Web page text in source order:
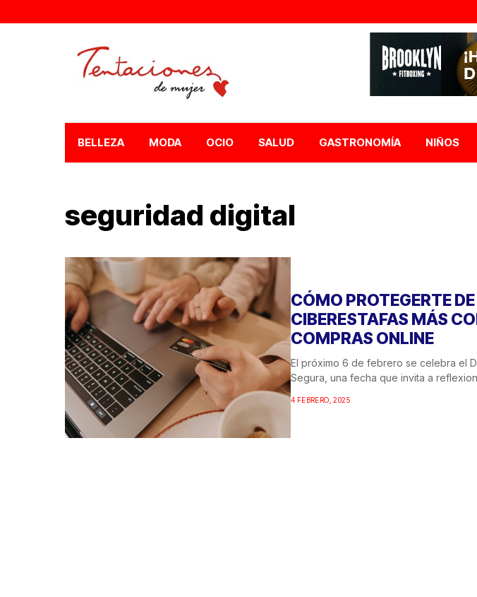
BELLEZA MODA OCIO SALUD GASTRONOMÍA NIÑOS
seguridad digital
CÓMO PROTEGERTE
CIBERESTAFAS MÁS
COMPRAS ONLINE
El próximo 6 de febrero se celebra el
Segura, una fecha que invita a
4 FEBRERO, 2025